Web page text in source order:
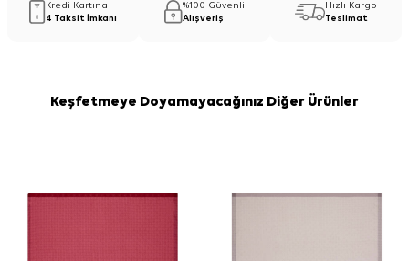
Kredi Kartına
4 Taksit İmkanı
%100 Güvenli
Alışveriş
Hızlı Kargo
Teslimat
Keşfetmeye Doyamayacağınız Diğer Ürünler